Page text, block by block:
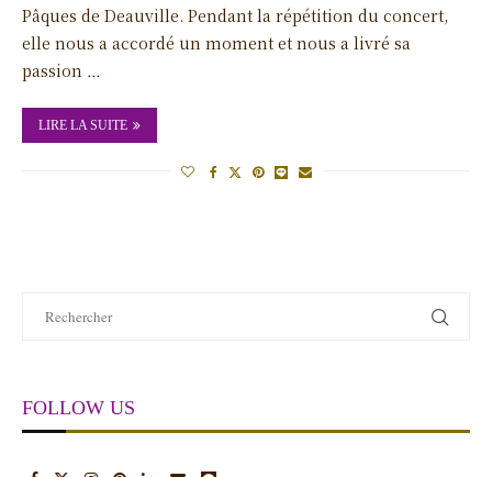
Pâques de Deauville. Pendant la répétition du concert,
elle nous a accordé un moment et nous a livré sa
passion …
LIRE LA SUITE
FOLLOW US